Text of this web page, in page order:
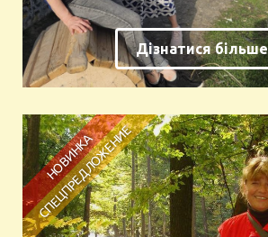
Дізнатися більше